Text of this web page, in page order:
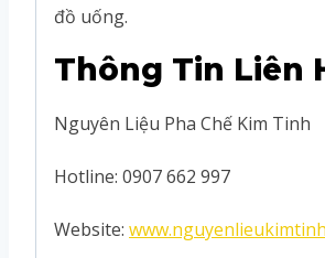
đồ uống.
Thông Tin Liên
Nguyên Liệu Pha Chế Kim Tinh
Hotline: 0907 662 997
Website: